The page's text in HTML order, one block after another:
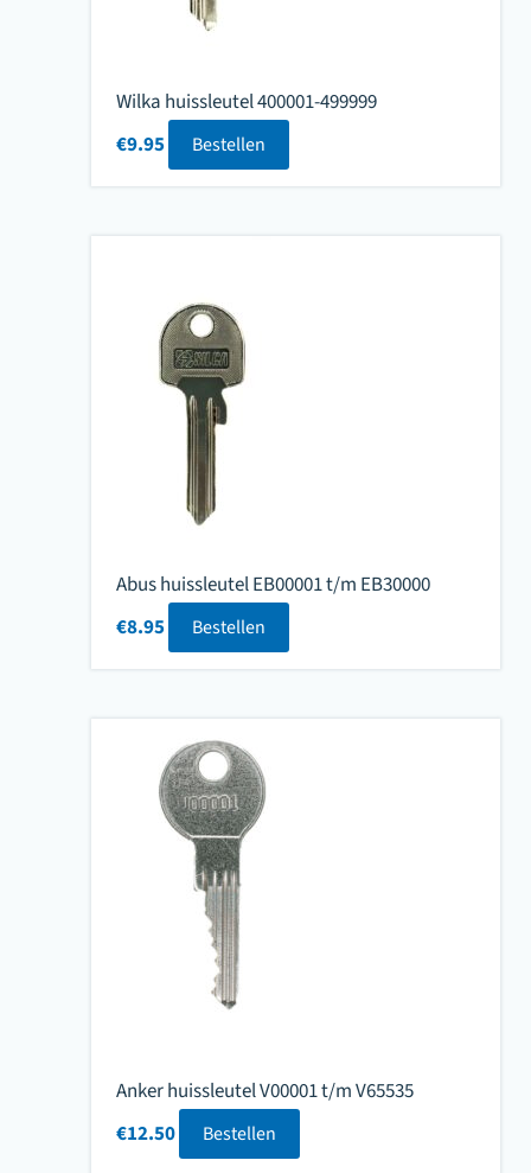
Wilka huissleutel 400001-499999
€9.95 Bestellen
Abus huissleutel EB00001 t/m EB30000
€8.95 Bestellen
Anker huissleutel V00001 t/m V65535
€12.50 Bestellen